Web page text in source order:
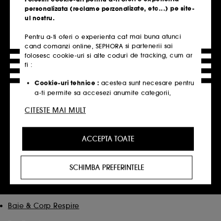
Adauga in cos Adauga in cos
Pagina de start HUDA BEAUTY Ochi Gene false
Cele mai populare produse
Descoperă cele mai populare produse ale
Ingrijire Ten Respire
Baie & Corp Respire
personalizata (reclame perzonalizate, etc...) pe site-
ul nostru.
Pentru a-ti oferi o experienta cat mai buna atunci
cand comanzi online, SEPHORA si partenerii sai
folosesc cookie-uri si alte coduri de tracking, cum ar
fi :
Cookie-uri tehnice : acestea sunt necesare pentru
a-ti permite sa accesezi anumite categorii,
ului. Acestea sunt esentiale pentru operarea
Cookie-urile de personalizare :ne permit sa iti
oferim o experienta personalizata, prin
recomandarea de produse, servicii si continut
care ti se potriveste cel mai bine, cat si sa iti
oerim oferte promotionale special create profilului
tau.
Cookie-urile publicitate si de retele de socializare
ACCEPTA TOATE
SCHIMBA PREFERINTELE
CITESTE MAI MULT